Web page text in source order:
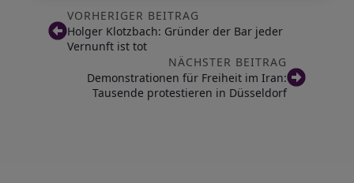
VORHERIGER BEITRAG
Holger Klotzbach: Gründer der Bar jeder
Vernunft ist tot
NÄCHSTER BEITRAG
Demonstrationen für Freiheit im Iran:
Tausende protestieren in Düsseldorf